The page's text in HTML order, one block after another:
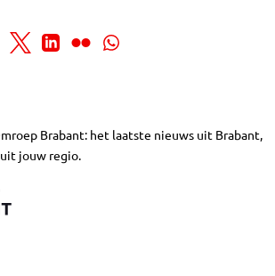
Brabant: het laatste nieuws uit Brabant,
jouw regio.